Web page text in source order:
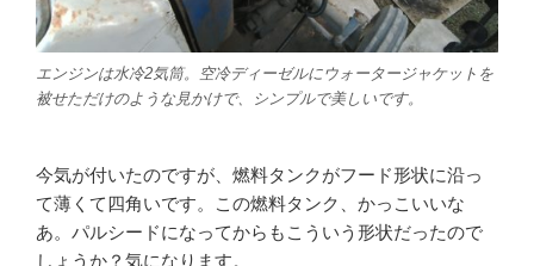
エンジンは水冷2気筒。空冷ディーゼルにウォータージャケットを
被せただけのような見かけで、シンプルで美しいです。
今気が付いたのですが、燃料タンクがフード形状に沿っ
て薄くて四角いです。この燃料タンク、かっこいいな
あ。パルシードになってからもこういう形状だったので
しょうか？気になります。